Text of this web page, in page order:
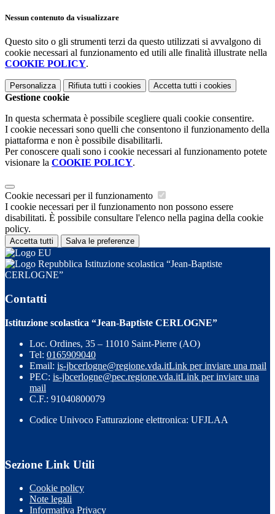
Nessun contenuto da visualizzare
Questo sito o gli strumenti terzi da questo utilizzati si avvalgono di
cookie necessari al funzionamento ed utili alle finalità illustrate nella
COOKIE POLICY.
Personalizza Rifiuta tutti i cookies Accetta tutti i cookies
Gestione cookie
In questa schermata è possibile scegliere quali cookie consentire.
I cookie necessari sono quelli che consentono il funzionamento della
piattaforma e non è possibile disabilitarli.
Per conoscere quali sono i cookie necessari al funzionamento potete
visionare la COOKIE POLICY.
Cookie necessari per il funzionamento
I cookie necessari per il funzionamento non possono essere
disabilitati. È possibile consultare l'elenco nella pagina della cookie
policy.
Accetta tutti Salva le preferenze
Istituzione scolastica “Jean-Baptiste
CERLOGNE”
Contatti
Istituzione scolastica “Jean-Baptiste CERLOGNE”
Loc. Ordines, 35 – 11010 Saint-Pierre (AO)
Tel: 0165909040
Email: is-jbcerlogne@regione.vda.itLink per inviare una mail
PEC: is-jbcerlogne@pec.regione.vda.itLink per inviare una
mail
C.F.: 91040800079
Codice Univoco Fatturazione elettronica: UFJLAA
Sezione Link Utili
Cookie policy
Note legali
Informativa Privacy